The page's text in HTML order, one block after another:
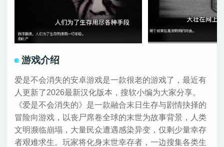
游戏介绍
爱是不会消失的安卓游戏是一款很老的游戏了，最近有
人更新了2026最新汉化版本，搜软小编为大家分享。
《爱是不会消失的》是一款融合末日生存与剧情抉择的
冒险向游戏，以丧尸席卷全球的末世为故事背景，人类
文明濒临崩塌，大量民众遭遇感染异变，仅剩少量幸存
者艰难求生。玩家将化身末世幸存者，一边搜集各类生